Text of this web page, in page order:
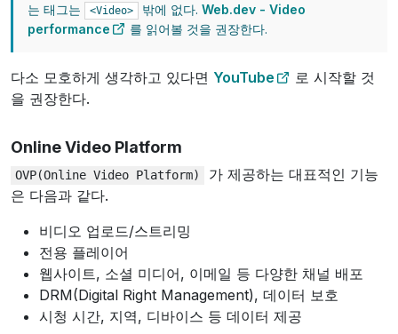
는 태그는
<Video> 밖에 없다. Web.dev - Video
performance
를 읽어볼 것을 권장한다.
다소 모호하게 생각하고 있다면 YouTube
로 시작할 것
을 권장한다.
Online Video Platform
OVP(Online Video Platform)
가 제공하는 대표적인 기능
은 다음과 같다.
비디오 업로드/스트리밍
전용 플레이어
웹사이트, 소셜 미디어, 이메일 등 다양한 채널 배포
DRM(Digital Right Management), 데이터 보호
시청 시간, 지역, 디바이스 등 데이터 제공